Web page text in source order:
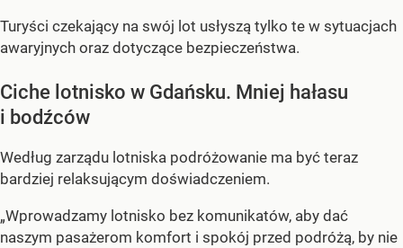
Turyści czekający na swój lot usłyszą tylko te w sytuacjach
awaryjnych oraz dotyczące bezpieczeństwa.
Ciche lotnisko w Gdańsku. Mniej hałasu
i bodźców
Według zarządu lotniska podróżowanie ma być teraz
bardziej relaksującym doświadczeniem.
„Wprowadzamy lotnisko bez komunikatów, aby dać
naszym pasażerom komfort i spokój przed podróżą, by nie